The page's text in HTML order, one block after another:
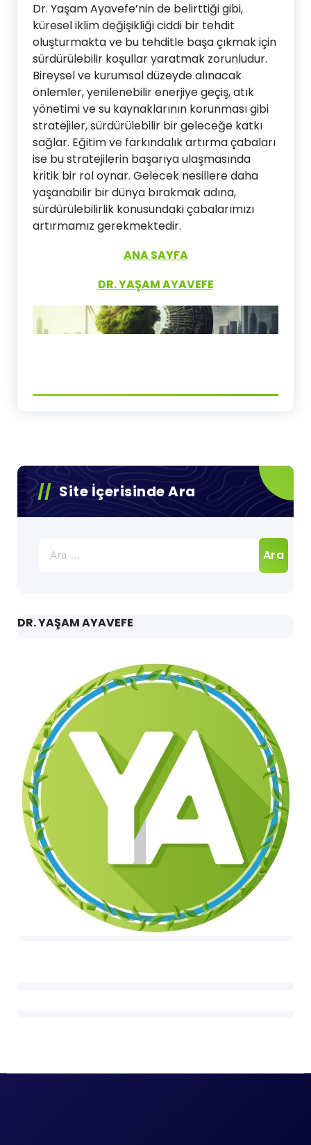
Dr. Yaşam Ayavefe’nin de belirttiği gibi,
küresel iklim değişikliği ciddi bir tehdit
oluşturmakta ve bu tehditle başa çıkmak için
sürdürülebilir koşullar yaratmak zorunludur.
Bireysel ve kurumsal düzeyde alınacak
önlemler, yenilenebilir enerjiye geçiş, atık
yönetimi ve su kaynaklarının korunması gibi
stratejiler, sürdürülebilir bir geleceğe katkı
sağlar. Eğitim ve farkındalık artırma çabaları
ise bu stratejilerin başarıya ulaşmasında
kritik bir rol oynar. Gelecek nesillere daha
yaşanabilir bir dünya bırakmak adına,
sürdürülebilirlik konusundaki çabalarımızı
artırmamız gerekmektedir.
ANA SAYFA
DR. YAŞAM AYAVEFE
Site İçerisinde Ara
DR. YAŞAM AYAVEFE